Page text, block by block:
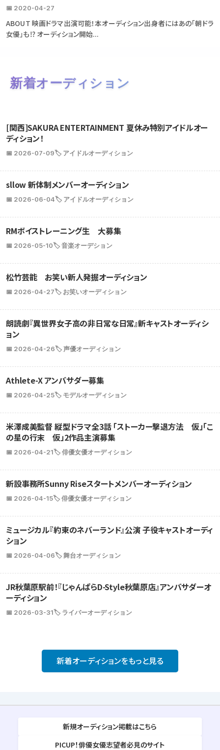
📅 2020-04-27
ABOUT 映画ドラマ出演可能！本オーディション出身者にはあの「朝ドラ
女優」も⁉ オーディション開始...
新着オーディション
[関西]SAKURA ENTERTAINMENT 夏休み特別アイドルオー
ディション！
📅 2026-07-09🏷️ アイドルオーディション
sllow 新体制メンバーオーディション
📅 2026-06-04🏷️ アイドルオーディション
RMボイストレーニング生 大募集
📅 2026-05-10🏷️ 音楽オーデション
松竹芸能 お笑い新人発掘オーディション
📅 2026-04-27🏷️ お笑いオーディション
朗読劇『異世界女子高の非日常な日常』新キャストオーディシ
ョン
📅 2026-04-26🏷️ 声優オーディション
Athlete-X アンバサダー募集
📅 2026-04-25🏷️ モデルオーディション
米澤成美監督 縦型ドラマ全3話 「ストーカー撃退方法 仮」「こ
の星の行末 仮」2作品主演募集
📅 2026-04-21🏷️ 俳優女優オーディション
新設事務所Sunny Riseスタートメンバーオーディション
📅 2026-04-15🏷️ 俳優女優オーディション
ミュージカル『約束のネバーランド』公演 子役キャストオーディ
ション
📅 2026-04-06🏷️ 舞台オーディション
JR秋葉原駅前！『じゃんぱらD-Style秋葉原店』アンバサダーオ
ーディション
📅 2026-03-31🏷️ ライバーオーディション
新着オーディションをもっと見る
新規オーディション掲載はこちら
PICUP！俳優女優志望者必見のサイト